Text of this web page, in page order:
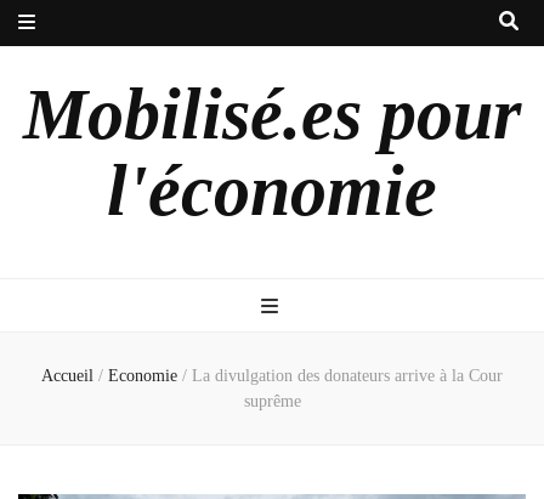
Mobilisé.es pour
l'économie
Accueil / Economie / La divulgation des donateurs arrive à la Cour
suprême